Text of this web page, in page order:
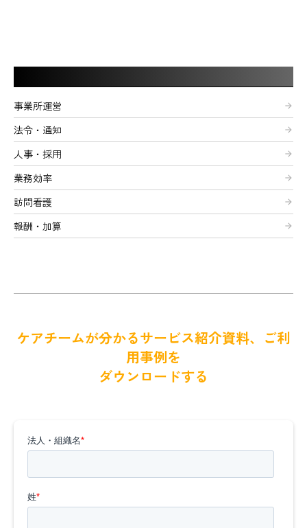
事業所運営 arrow_forward
法令・通知 arrow_forward
人事・採用 arrow_forward
業務効率 arrow_forward
訪問看護 arrow_forward
報酬・加算 arrow_forward
ケアチームが分かるサービス紹介資料、ご利
用事例を
ダウンロードする